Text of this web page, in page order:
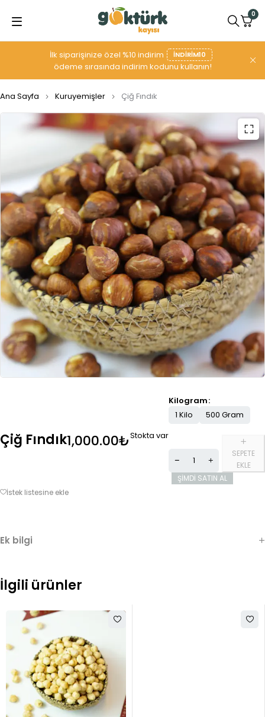
İlk siparişinize özel %10 indirim INDIRIM10
ödeme sırasında indirim kodunu kullanın!
0
Ana Sayfa Kuruyemişler Çiğ Fındık
Çiğ Fındık1,000.00₺Stokta var
Kilogram
1 Kilo
500 Gram
SEPETE
EKLE
ŞIMDI SATIN AL
Ek bilgi
İlgili ürünler